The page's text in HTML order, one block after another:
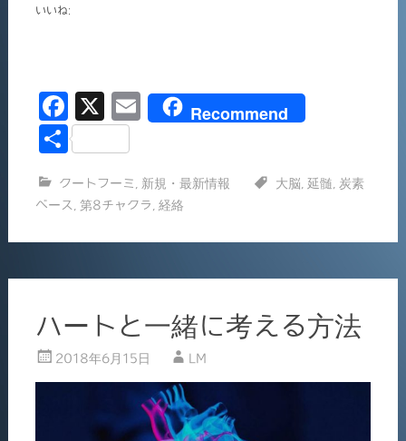
いいね:
F
a
e
o
o
X
E
l
Recommend
共
クートフーミ 新規・最新情報 大脳 延髄
炭素
ベース
第8チャクラ 経絡
ハートと一緒に考える方法
2018年6月15日 LM